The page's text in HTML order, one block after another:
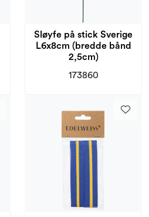
Sløyfe på stick Sverige
L6x8cm (bredde bånd
2,5cm)
173860